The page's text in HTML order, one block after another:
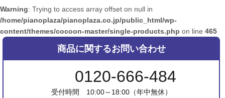
Warning: Trying to access array offset on null in
/home/pianoplaza/pianoplaza.co.jp/public_html/wp-
content/themes/cocoon-master/single-products.php on line 465
商品に関するお問い合わせ
0120-666-484
受付時間 10:00～18:00（年中無休）